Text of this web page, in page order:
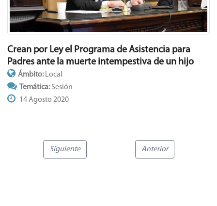
Crean por Ley el Programa de Asistencia para
Padres ante la muerte intempestiva de un hijo
Ámbito: Local
Temática:Sesión
14 Agosto 2020
Siguiente Anterior